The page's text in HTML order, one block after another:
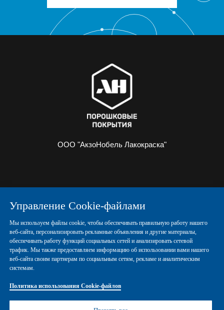
Управление Cookie-файлами
Мы используем файлы cookie, чтобы обеспечивать правильную работу нашего
веб-сайта, персонализировать рекламные объявления и другие материалы,
обеспечивать работу функций социальных сетей и анализировать сетевой
трафик. Мы также предоставляем информацию об использовании вами нашего
веб-сайта своим партнерам по социальным сетям, рекламе и аналитическим
системам.
Политика использования Cookie-файлов
ООО "АкзоНобель Лакокраска"
ПОРОШКОВЫЕ КРАСКИ КОНТАКТЫ
Политика конфиденциальности
Правовые положения